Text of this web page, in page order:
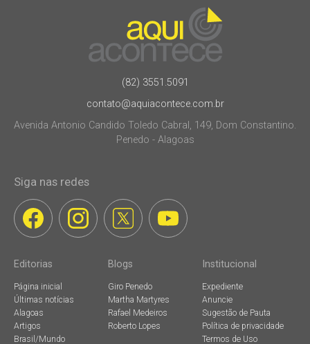
(82) 3551.5091
contato@aquiacontece.com.br
Avenida Antonio Candido Toledo Cabral, 149, Dom Constantino.
Penedo - Alagoas
Siga nas redes
Editorias
Página inicial
Últimas notícias
Alagoas
Artigos
Brasil/Mundo
Blogs
Giro Penedo
Martha Martyres
Rafael Medeiros
Roberto Lopes
Institucional
Expediente
Anuncie
Sugestão de Pauta
Política de privacidade
Termos de Uso